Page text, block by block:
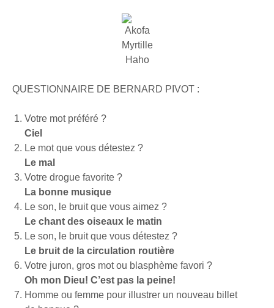
Akofa
Myrtille
Haho
QUESTIONNAIRE DE BERNARD PIVOT :
Votre mot préféré ?
Ciel
Le mot que vous détestez ?
Le mal
Votre drogue favorite ?
La bonne musique
Le son, le bruit que vous aimez ?
Le chant des oiseaux le matin
Le son, le bruit que vous détestez ?
Le bruit de la circulation routière
Votre juron, gros mot ou blasphème favori ?
Oh mon Dieu! C’est pas la peine!
Homme ou femme pour illustrer un nouveau billet